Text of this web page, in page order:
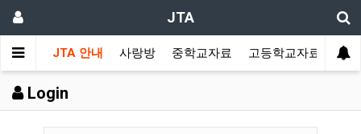
JTA
JTA 안내 사랑방 중학교자료 고등학교자료 멀
Login